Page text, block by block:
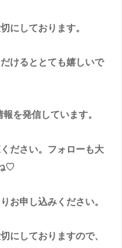
にしております。
けるととても嬉しいで
を発信しています。
ださい。フォローも大
♡
お申し込みください。
にしておりますので、